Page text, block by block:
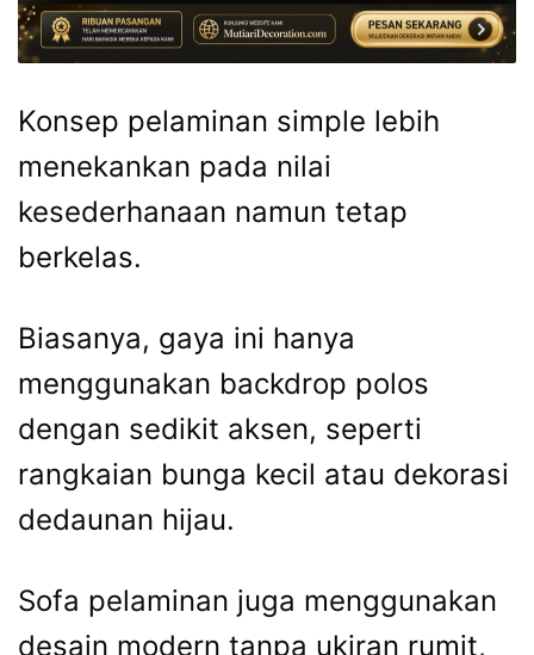
Konsep pelaminan simple lebih
menekankan pada nilai
kesederhanaan namun tetap
berkelas.
Biasanya, gaya ini hanya
menggunakan backdrop polos
dengan sedikit aksen, seperti
rangkaian bunga kecil atau dekorasi
dedaunan hijau.
Sofa pelaminan juga menggunakan
desain modern tanpa ukiran rumit,